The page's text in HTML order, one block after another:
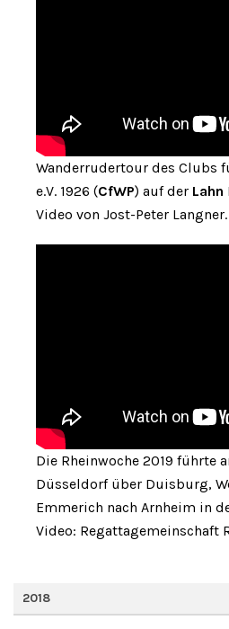
Wanderrudertour des Clubs
e.V. 1926 (CfWP) auf der Lahn
Video von Jost-Peter Langner.
Die Rheinwoche 2019 führte
Düsseldorf über Duisburg,
Emmerich nach Arnheim in
Video: Regattagemeinschaft
2018